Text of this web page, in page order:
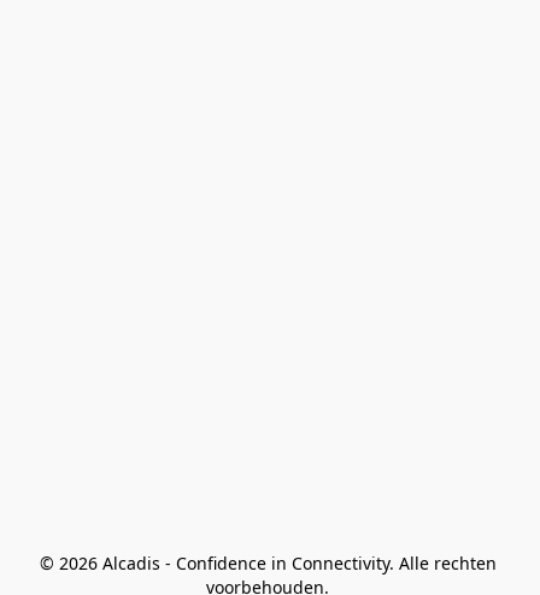
© 2026 Alcadis - Confidence in Connectivity. Alle rechten
voorbehouden.